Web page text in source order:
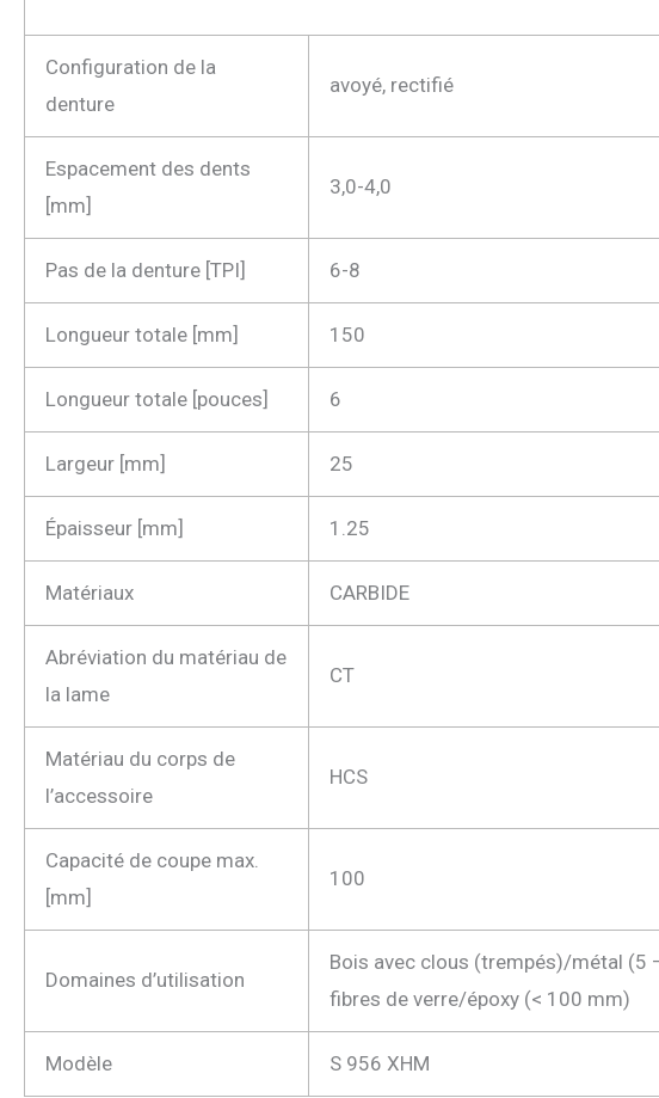
Configuration de la
denture
avoyé, rectifié
Espacement des dents
[mm]
3,0-4,0
Pas de la denture [TPI] 6-8
Longueur totale [mm] 150
Longueur totale [pouces] 6
Largeur [mm] 25
Épaisseur [mm] 1.25
Matériaux CARBIDE
Abréviation du matériau de
la lame
CT
Matériau du corps de
l’accessoire
HCS
Capacité de coupe max.
[mm]
100
Domaines d’utilisation
Bois avec clous (trempés)/métal (5
fibres de verre/époxy (< 100 mm)
Modèle S 956 XHM